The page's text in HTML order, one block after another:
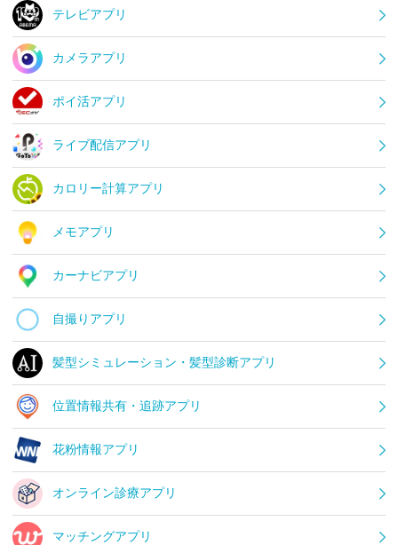
テレビアプリ
カメラアプリ
ポイ活アプリ
ライブ配信アプリ
カロリー計算アプリ
メモアプリ
カーナビアプリ
自撮りアプリ
髪型シミュレーション・髪型診断アプリ
位置情報共有・追跡アプリ
花粉情報アプリ
オンライン診療アプリ
マッチングアプリ